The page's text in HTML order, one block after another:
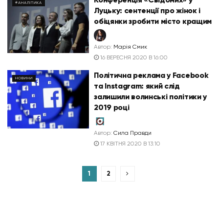
#АНАЛІТИКА
Луцьку: сентенції про жінок і
обіцянки зробити місто кращим
Автор: Марія Смик
16 ВЕРЕСНЯ 2020 В 16:00
НОВИНИ
Політична реклама у Facebook
та Instagram: який слід
залишили волинські політики у
2019 році
Автор: Сила Правди
17 КВІТНЯ 2020 В 13:10
1 2